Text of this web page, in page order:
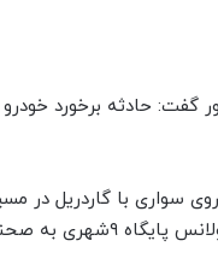
گفت: حادثه برخورد
خودروی سواری با
حادثه اعزام شد.